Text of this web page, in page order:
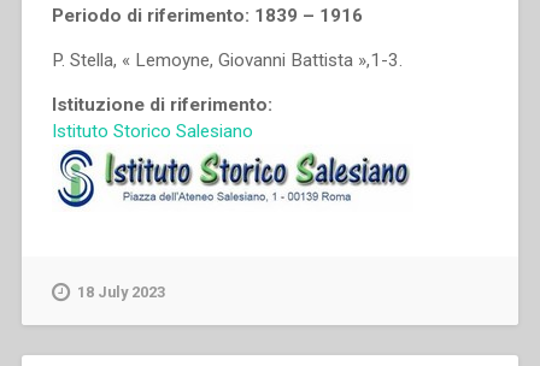
Periodo di riferimento: 1839 – 1916
P. Stella, « Lemoyne, Giovanni Battista »,1-3.
Istituzione di riferimento:
Istituto Storico Salesiano
18 July 2023